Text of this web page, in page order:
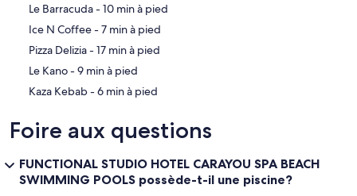
‪Le Barracuda - ‬10 min à pied
‪Ice N Coffee - ‬7 min à pied
‪Pizza Delizia - ‬17 min à pied
‪Le Kano - ‬9 min à pied
‪Kaza Kebab - ‬6 min à pied
Foire aux questions
FUNCTIONAL STUDIO HOTEL CARAYOU SPA BEACH
SWIMMING POOLS possède-t-il une piscine?